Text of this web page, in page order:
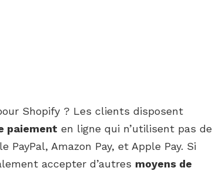
Shopify ? Les clients disposent
paiement en ligne qui n’utilisent pas de
Amazon Pay, et Apple Pay. Si
accepter d’autres moyens de